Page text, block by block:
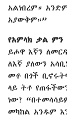
አልነበረም።
አያውቅም።”
የአምላክ ቃል ምን
ይሖዋ እኛን
ለእኛ ያለውን
መቶ በጎች
ላይ ትቶ
ነው?
መካከል አንዱም